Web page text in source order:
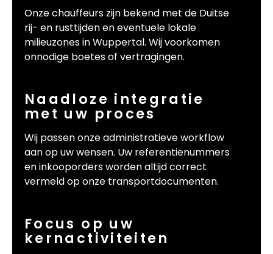
Onze chauffeurs zijn bekend met de Duitse
rij- en rusttijden en eventuele lokale
milieuzones in Wuppertal. Wij voorkomen
onnodige boetes of vertragingen.
Naadloze integratie
met uw proces
Wij passen onze administratieve workflow
aan op uw wensen. Uw referentienummers
en inkooporders worden altijd correct
vermeld op onze transportdocumenten.
Focus op uw
kernactiviteiten